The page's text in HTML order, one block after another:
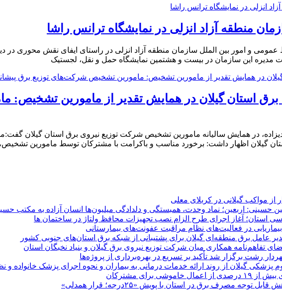
منطقه آزاد انزلی در نمایشگاه ترانس راشا
و امور بین الملل سازمان منطقه آزاد انزلی در راستای ایفای نقش محوری در
مدیره این سازمان در بیست و هشتمین نمایشگاه حمل و نقل، لجستیک
استان گیلان در همایش تقدیر از مامورين
در همایش سالیانه مامورین تشخیص شرکت توزیع نیروی برق استان گیلان
گیلان اظهار داشت: برخورد مناسب و باکرامت با مشترکان توسط مامورین تشخیص،
از مواکب گیلانی در کربلای معلی
حسینی: اربعین؛ نماد وحدت، همبستگی و دلدادگی میلیون‌ها انسان آزاده به مکتب
استان؛ آغاز اجرای طرح الزام نصب تجهیزات محافظ ولتاژ در ساختمان ها
در فعالیت‌های نظام مراقبت عفونت‌های بیمارستانی
عامل برق منطقه‌ای گیلان برای پشتیبانی از شبكه برق استان‌های جنوبی كشور
تفاهم‌نامه همكاری میان شركت توزیع نیروی برق گیلان و بنیاد نخبگان استان
رشت برگزار شد تأکید بر تسریع در بهره‌برداری از پروژه‌ها
پزشکی گیلان از روند ارائه خدمات درمانی به بیماران و نحوه اجرای پزشک خانواده
برای مشتركان
مصرف برق در استان با پویش «۲۵درجه؛ قرار همدلی»